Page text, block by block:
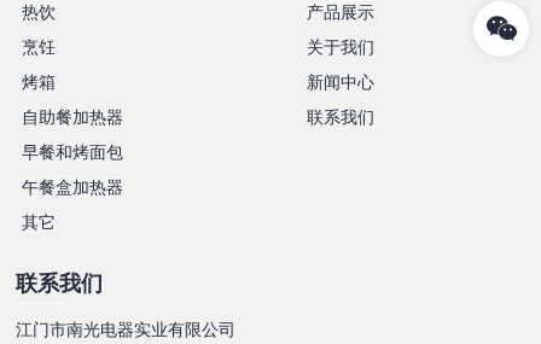
热饮
烹饪
烤箱
自助餐加热器
早餐和烤面包
午餐盒加热器
其它
产品展示
关于我们
新闻中心
联系我们
联系我们
江门市南光电器实业有限公司